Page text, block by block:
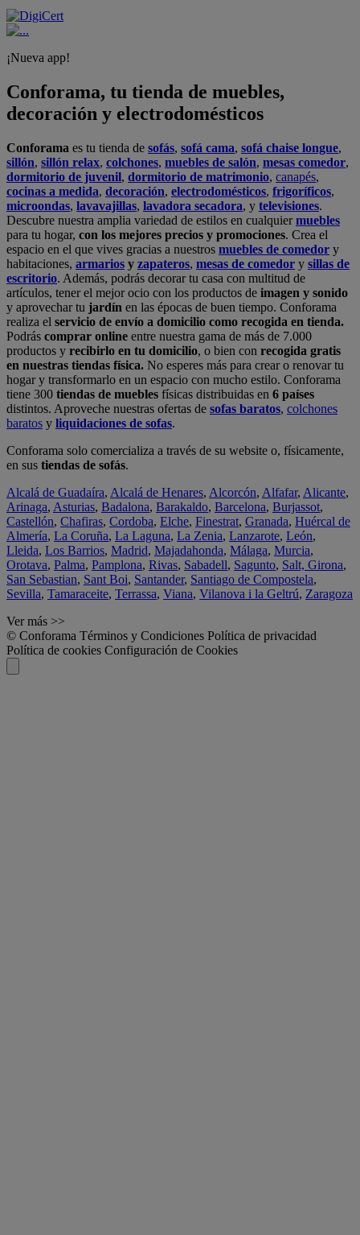
¡Nueva app!
Conforama, tu tienda de muebles,
decoración y electrodomésticos
Conforama es tu tienda de sofás, sofá cama, sofá chaise longue,
sillón, sillón relax, colchones, muebles de salón, mesas comedor,
dormitorio de juvenil, dormitorio de matrimonio, canapés,
cocinas a medida, decoración, electrodomésticos, frigoríficos,
microondas, lavavajillas, lavadora secadora, y televisiones.
Descubre nuestra amplia variedad de estilos en cualquiermuebles
para tu hogar, con los mejores precios y promociones. Crea el
espacio en el que vives gracias a nuestros muebles de comedor y
habitaciones, armarios y zapateros, mesas de comedor y sillas de
escritorio. Además, podrás decorar tu casa con multitud de
artículos, tener el mejor ocio con los productos de imagen y sonido
y aprovechar tu jardín en las épocas de buen tiempo. Conforama
realiza el servicio de envío a domicilio como recogida en tienda.
Podrás comprar online entre nuestra gama de más de 7.000
productos y recibirlo en tu domicilio, o bien con recogida gratis
en nuestras tiendas física. No esperes más para crear o renovar tu
hogar y transformarlo en un espacio con mucho estilo. Conforama
tiene 300 tiendas de muebles físicas distribuidas en 6 países
distintos. Aproveche nuestras ofertas de sofas baratos, colchones
baratos y liquidaciones de sofas.
Conforama solo comercializa a través de su website o, físicamente,
en sus tiendas de sofás.
Alcalá de Guadaíra, Alcalá de Henares, Alcorcón, Alfafar, Alicante,
Arinaga, Asturias, Badalona, Barakaldo, Barcelona, Burjassot,
Castellón, Chafiras, Cordoba, Elche, Finestrat, Granada, Huércal de
Almería, La Coruña, La Laguna, La Zenia, Lanzarote, León,
Lleida, Los Barrios, Madrid, Majadahonda, Málaga, Murcia,
Orotava, Palma, Pamplona, Rivas, Sabadell, Sagunto, Salt, Girona,
San Sebastian, Sant Boi, Santander, Santiago de Compostela,
Sevilla, Tamaraceite, Terrassa, Viana, Vilanova i la Geltrú, Zaragoza
Ver más >>
© Conforama Términos y Condiciones Política de privacidad
Política de cookies Configuración de Cookies